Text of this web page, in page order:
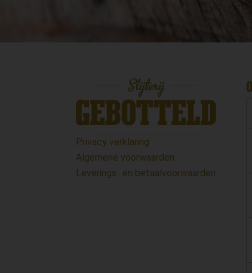
Privacy verklaring
Algemene voorwaarden
Leverings- en betaalvoorwaarden